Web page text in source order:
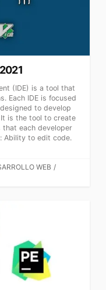
(IDE) is a tool that
Each IDE is focused
to develop
is the tool to create
that each developer
Ability to edit code.
WEB /